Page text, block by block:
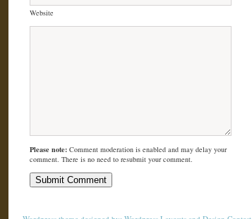
Website
Please note: Comment moderation is enabled and may delay your
comment. There is no need to resubmit your comment.